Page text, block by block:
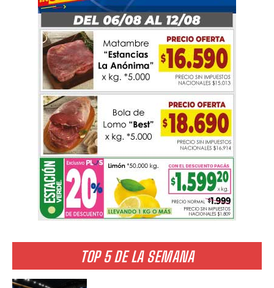
TOP 5 DE LA SEMANA